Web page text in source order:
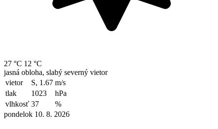
27 °C 12 °C
jasná obloha, slabý severný vietor
vietor
S, 1.67 m/s
tlak
1023
hPa
vlhkosť 37
%
pondelok 10. 8. 2026